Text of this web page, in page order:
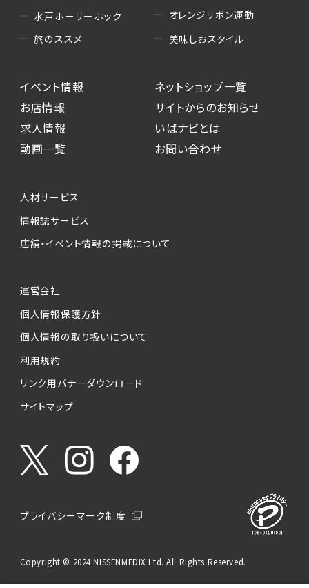
水戸ホーリーホック
旅のススメ
オレンジリボン運動
美味しおスタイル
イベント情報
お店情報
求人情報
動画一覧
ネットショップ一覧
サイトからのお知らせ
いばナビとは
お問い合わせ
人材サービス
情報誌サービス
店舗・イベント情報の掲載について
運営会社
個人情報保護方針
個人情報の取り扱いについて
利用規約
リンク用バナーダウンロード
サイトマップ
プライバシーマーク制度
Copyright © 2024 NISSENMEDIX Ltd. All Rights Reserved.